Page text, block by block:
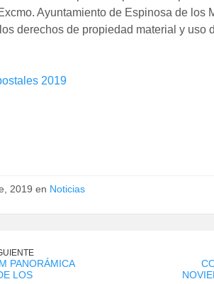
Ayuntamiento de Espinosa de los
derechos de propiedad material y uso
2019
2019 en Noticias
PANORÁMICA
LOS